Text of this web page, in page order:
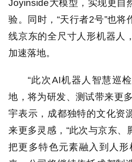
Joyinside大模型，实现更自
验。同时，“天行者2号”也将
线京东的全尺寸人形机器人
加速落地。
“此次AI机器人智慧巡
地，将为研发、测试带来更
宇表示，成都独特的文化资
来更多灵感，“此次与京东、
把更多特色元素融入到人形